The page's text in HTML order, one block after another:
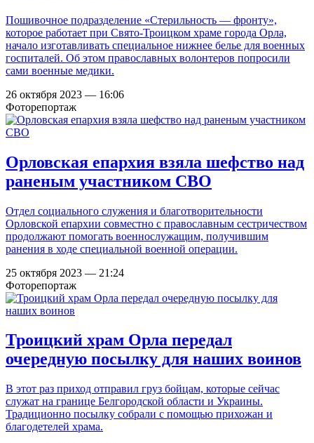
Пошивочное подразделение «Стерильность — фронту»,
которое работает при Свято-Троицком храме города Орла,
начало изготавливать специальное нижнее белье для военных
госпиталей. Об этом православных волонтеров попросили
сами военные медики.
26 октября 2023 — 16:06
Фоторепортаж
Орловская епархия взяла шефство над
раненым участником СВО
Отдел социального служения и благотворительности
Орловской епархии совместно с православным сестричеством
продолжают помогать военнослужащим, получившим
ранения в ходе специальной военной операции.
25 октября 2023 — 21:24
Фоторепортаж
Троицкий храм Орла передал
очередную посылку для наших воинов
В этот раз приход отправил груз бойцам, которые сейчас
служат на границе Белгородской области и Украины.
Традиционно посылку собрали с помощью прихожан и
благодетелей храма.